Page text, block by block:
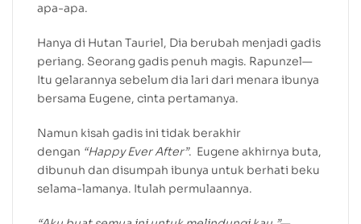
apa-apa.
Hanya di Hutan Tauriel, Dia berubah menjadi gadis
periang. Seorang gadis penuh magis. Rapunzel—
Itu gelarannya sebelum dia lari dari menara ibunya
bersama Eugene, cinta pertamanya.
Namun kisah gadis ini tidak berakhir
dengan “Happy Ever After”. Eugene akhirnya buta,
dibunuh dan disumpah ibunya untuk berhati beku
selama-lamanya. Itulah permulaannya.